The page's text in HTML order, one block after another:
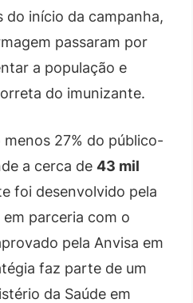
do início da campanha,
passaram por
a população e
do imunizante.
27% do público-
a cerca de 43 mil
foi desenvolvido pela
parceria com o
pela Anvisa em
faz parte de um
da Saúde em